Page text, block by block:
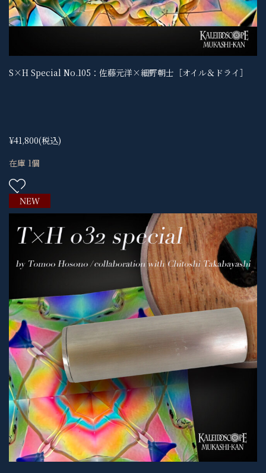
S×H Special No.105：佐藤元洋×細野朝士［オイル＆ドライ］
¥41,800(税込)
在庫 1個